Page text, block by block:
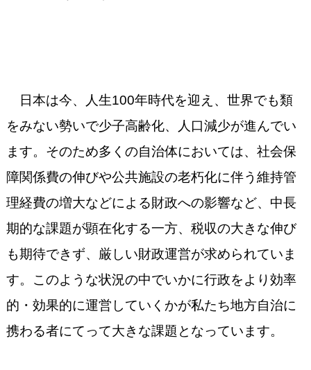
日本は今、人生100年時代を迎え、世界でも類
をみない勢いで少子高齢化、人口減少が進んでい
ます。そのため多くの自治体においては、社会保
障関係費の伸びや公共施設の老朽化に伴う維持管
理経費の増大などによる財政への影響など、中長
期的な課題が顕在化する一方、税収の大きな伸び
も期待できず、厳しい財政運営が求められていま
す。このような状況の中でいかに行政をより効率
的・効果的に運営していくかが私たち地方自治に
携わる者にてって大きな課題となっています。